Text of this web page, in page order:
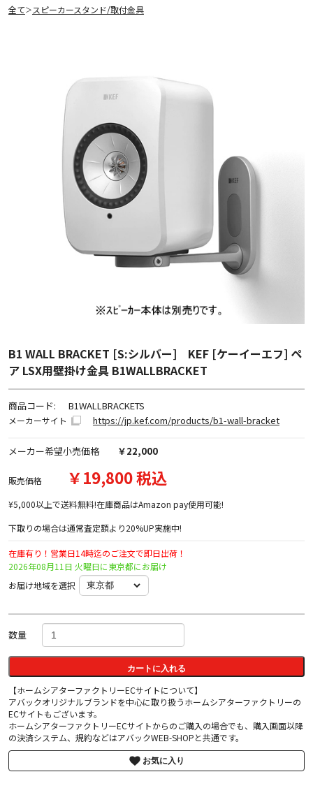
全て＞ スピーカースタンド/取付金具
B1 WALL BRACKET [S:シルバー] KEF [ケーイーエフ] ペ
ア LSX用壁掛け金具 B1WALLBRACKET
商品コード: B1WALLBRACKETS
メーカーサイト https://jp.kef.com/products/b1-wall-bracket
メーカー希望小売価格 ￥22,000
販売価格 ￥19,800 税込
¥5,000以上で送料無料!在庫商品はAmazon pay使用可能!
下取りの場合は通常査定額より20%UP実施中!
在庫有り！営業日14時迄のご注文で即日出荷！
2026年08月11日 火曜日に東京都にお届け
お届け地域を選択
数量
カートに入れる
【ホームシアターファクトリーECサイトについて】
アバックオリジナルブランドを中心に取り扱うホームシアターファクトリーの
ECサイトもございます。
ホームシアターファクトリーECサイトからのご購入の場合でも、購入画面以降
の決済システム、規約などはアバックWEB-SHOPと共通です。
お気に入り